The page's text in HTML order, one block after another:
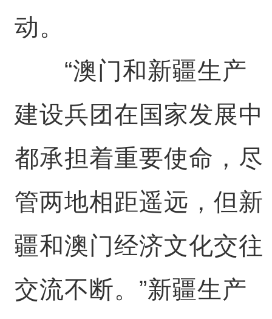
动。
“澳门和新疆生产
建设兵团在国家发展中
都承担着重要使命，尽
管两地相距遥远，但新
疆和澳门经济文化交往
交流不断。”新疆生产